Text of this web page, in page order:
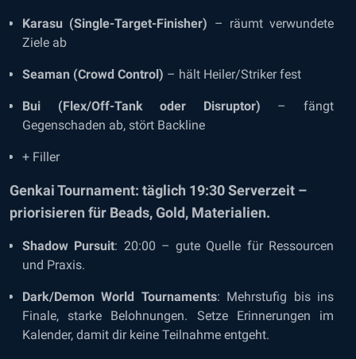
Karasu (Single-Target-Finisher) – räumt verwundete
Ziele ab
Seaman (Crowd Control) – hält Heiler/Striker fest
Bui (Flex/Off-Tank oder Disruptor) – fängt
Gegenschaden ab, stört Backline
+ Filler
Genkai Tournament: täglich 19:30 Serverzeit –
priorisieren für Beads, Gold, Materialien.
Shadow Pursuit: 20:00 – gute Quelle für Ressourcen
und Praxis.
Dark/Demon World Tournaments: Mehrstufig bis ins
Finale, starke Belohnungen. Setze Erinnerungen im
Kalender, damit dir keine Teilnahme entgeht.